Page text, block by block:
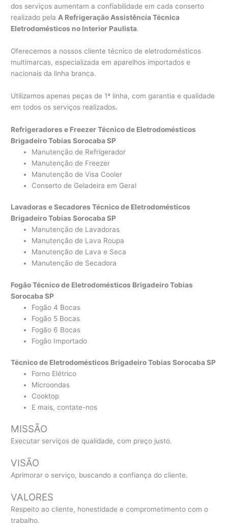
dos serviços aumentam a confiabilidade em cada conserto
realizado pela A Refrigeração Assistência Técnica
Eletrodomésticos no Interior Paulista.
Oferecemos a nossos cliente técnico de eletrodomésticos
multimarcas, especializada em aparelhos importados e
nacionais da linha branca.
Utilizamos apenas peças de 1ª linha, com garantia e qualidade
em todos os serviços realizados.
Refrigeradores e Freezer Técnico de Eletrodomésticos
Brigadeiro Tobias Sorocaba SP
Manutenção de Refrigerador
Manutenção de Freezer
Manutenção de Visa Cooler
Conserto de Geladeira em Geral
Lavadoras e Secadores Técnico de Eletrodomésticos
Brigadeiro Tobias Sorocaba SP
Manutenção de Lavadoras
Manutenção de Lava Roupa
Manutenção de Lava e Seca
Manutenção de Secadora
Fogão Técnico de Eletrodomésticos Brigadeiro Tobias
Sorocaba SP
Fogão 4 Bocas
Fogão 5 Bocas
Fogão 6 Bocas
Fogão Importado
Técnico de Eletrodomésticos Brigadeiro Tobias Sorocaba SP
Forno Elétrico
Microondas
Cooktop
E mais, contate-nos
MISSÃO
Executar serviços de qualidade, com preço justo.
VISÃO
Aprimorar o serviço, buscando a confiança do cliente.
VALORES
Respeito ao cliente, honestidade e comprometimento com o
trabalho.